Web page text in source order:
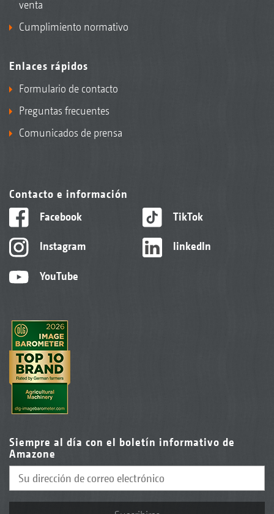
venta
Cumplimiento normativo
Enlaces rápidos
Formulario de contacto
Preguntas frecuentes
Comunicados de prensa
Contacto e información
Facebook
Instagram
YouTube
TikTok
linkedIn
Siempre al día con el boletín informativo de
Amazone